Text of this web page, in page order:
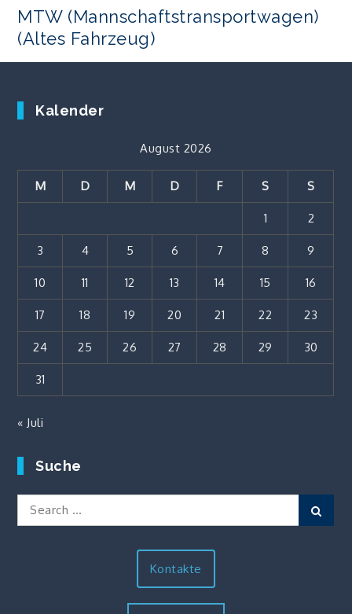
MTW (Mannschaftstransportwagen)
(Altes Fahrzeug)
Kalender
August 2026
M D M D F S S
1 2
3 4 5 6 7 8 9
10 11 12 13 14 15 16
17 18 19 20 21 22 23
24 25 26 27 28 29 30
31
« Juli
Suche
Search
Kontakte